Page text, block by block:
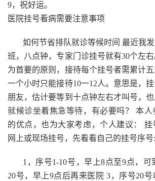
9，祝好运。
医院挂号看病需要注意事项
如何节省排队就诊等候时间 最近我
班，八点钟，专家门诊挂号就有30个左
为首要的原则，接待每个挂号者需累计五
一个小时只能接待10一12人。意思是，
朋友，估计要等到十点钟左右才叫号，
就候诊坐着焦急等待，有必要吗？ 本
的优点，也为大家考虑，个人建议：
网上或现场挂号，先看看自己的挂号序号:
1，序号1-10号，早上8点至9点，可
20号，早上9点后再来医院 3，序号20